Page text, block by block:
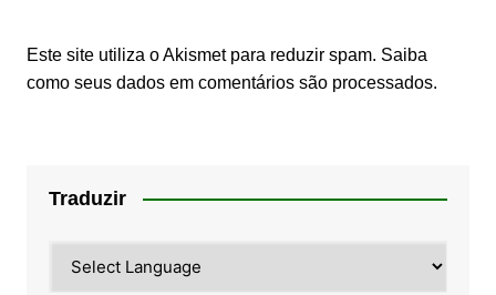
Este site utiliza o Akismet para reduzir spam. Saiba
como seus dados em comentários são processados.
Traduzir